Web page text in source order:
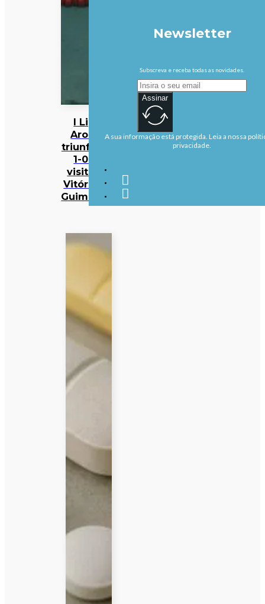
I Liga:
Arouca
triunfa por
1-0 na
visita ao
Vitória de
Guimarães
Newsletter
Subscreva e receba todas as novidades.
Assinar
A sua informação está protegida. Leia a nossa
privacidade.